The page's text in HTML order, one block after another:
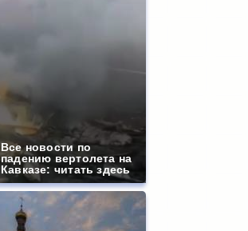
Все новости по
падению вертолета на
Кавказе: читать здесь